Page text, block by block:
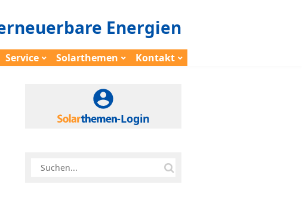
Energien
Service Solarthemen Kontakt
-Login